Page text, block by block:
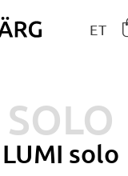
ET
SOLO
LUMI solo